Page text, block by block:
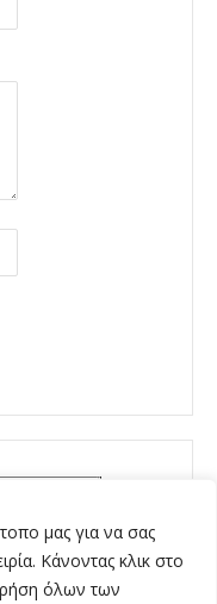
μας για να σας
Κάνοντας κλικ στο
όλων των